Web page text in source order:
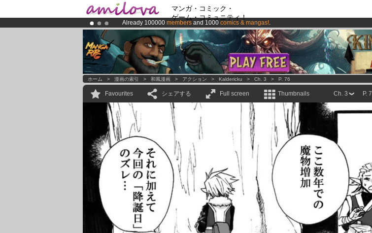
マンガ・コミック・
ゲーム・コミュニティ！
Already 100000 members and 1000 comics & mangas!.
Premium membership from3.95 eurosper month !Get membership now
AmilovaKickstarter is now LIVE!.
ホーム > 漫画の索引 > 和風漫画 > アクション > Kaldericku > Ch. 3 > P. 76
Favourites シェアする Full screen Thumbnails P.
Ch. 3